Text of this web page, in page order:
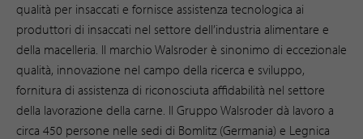
qualità per insaccati e fornisce assistenza tecnologica ai
produttori di insaccati nel settore dell’industria alimentare e
della macelleria. Il marchio Walsroder è sinonimo di eccezionale
qualità, innovazione nel campo della ricerca e sviluppo,
fornitura di assistenza di riconosciuta affidabilità nel settore
della lavorazione della carne. Il Gruppo Walsroder dà lavoro a
circa 450 persone nelle sedi di Bomlitz (Germania) e Legnica